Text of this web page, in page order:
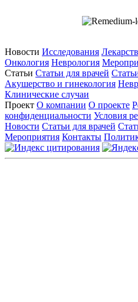
Новости Исследования
Онкология Неврология
Статьи Статьи для врачей
Акушерство и гинекология
Клинические случаи
Проект О компании О проекте
конфиденциальности Условия
Новости Статьи для врачей
Мероприятия Контакты